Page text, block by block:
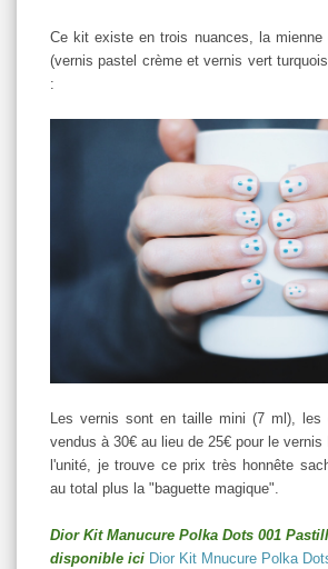
Ce kit existe en trois nuances, la mienne
(vernis pastel crème et vernis vert
:
Les vernis sont en taille mini (7 ml), les
vendus à 30€ au lieu de 25€ pour le
l'unité, je trouve ce prix très honnête
au total plus la "baguette magique".
Dior Kit Manucure Polka Dots 001
disponible ici Dior Kit Mnucure Polka